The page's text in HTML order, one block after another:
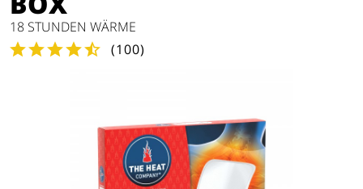
18 STUNDEN WÄRME
(100)